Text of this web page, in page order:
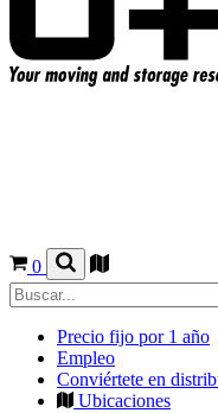
0
Precio fijo por 1 año
Empleo
Conviértete en
Ubicaciones